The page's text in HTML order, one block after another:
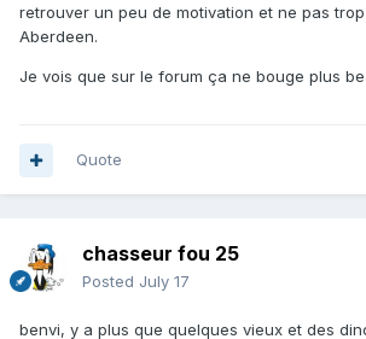
retrouver un peu de motivation et ne pas
Aberdeen.
Je vois que sur le forum ça ne bouge plus
Quote
chasseur fou 25
Posted July 17
benvi, y a plus que quelques vieux et des